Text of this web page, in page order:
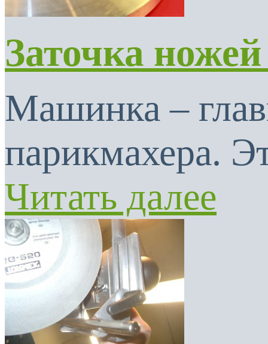
Заточка
Машинка –
парикмахера.
Читать далее